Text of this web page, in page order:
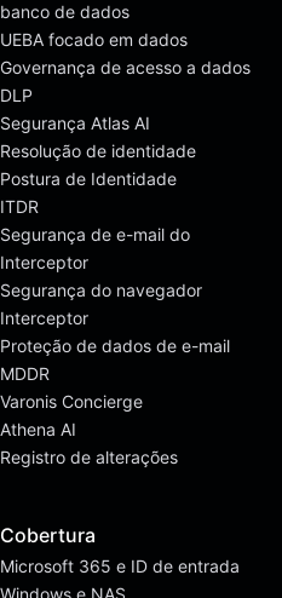
banco de dados
UEBA focado em dados
Governança de acesso a dados
DLP
Segurança Atlas AI
Resolução de identidade
Postura de Identidade
ITDR
Segurança de e-mail do
Interceptor
Segurança do navegador
Interceptor
Proteção de dados de e-mail
MDDR
Varonis Concierge
Athena AI
Registro de alterações
Cobertura
Microsoft 365 e ID de entrada
Windows e NAS